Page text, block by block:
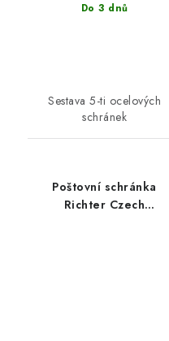
Do 3 dnů
Sestava 5-ti ocelových
schránek
Poštovní schránka
Richter Czech